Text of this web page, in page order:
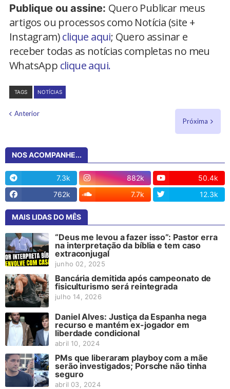
Publique ou assine: Quero Publicar meus
artigos ou processos como Notícia (site +
Instagram)clique aqui; Quero assinar e
receber todas as notícias completas no meu
WhatsApp clique aqui.
TAGS NOTÍCIAS
Anterior
Próxima
NOS ACOMPANHE...
7.3k 882k
50.4k
762k
7.7k 12.3k
MAIS LIDAS DO MÊS
“Deus me levou a fazer isso”: Pastor erra
na interpretação da bíblia e tem caso
extraconjugal
junho 02, 2025
Bancária demitida após campeonato de
fisiculturismo será reintegrada
julho 14, 2026
Daniel Alves: Justiça da Espanha nega
recurso e mantém ex-jogador em
liberdade condicional
abril 10, 2024
PMs que liberaram playboy com a mãe
serão investigados; Porsche não tinha
seguro
abril 03, 2024